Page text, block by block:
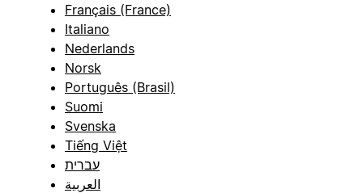
Français (France)
Italiano
Nederlands
Norsk
Português (Brasil)
Suomi
Svenska
Tiếng Việt
עברית
العربية